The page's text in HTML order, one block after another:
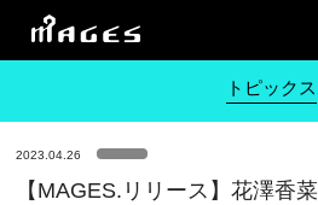
トピックス
2023.04.26
【MAGES.リリース】花澤香